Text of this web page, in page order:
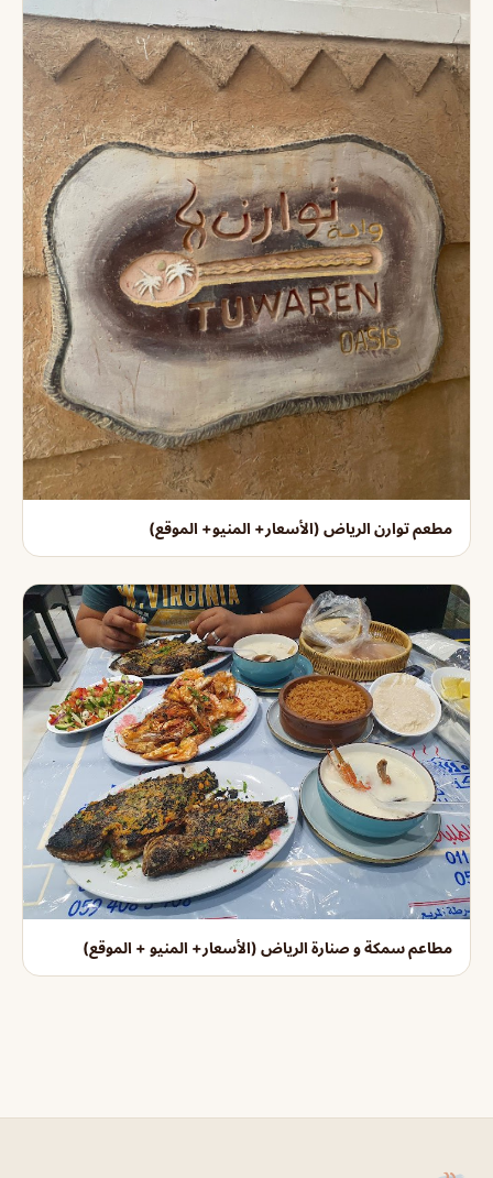
مطعم توارن الرياض (الأسعار+ المنيو+ الموقع)
مطاعم سمكة و صنارة الرياض (الأسعار+ المنيو + الموقع)